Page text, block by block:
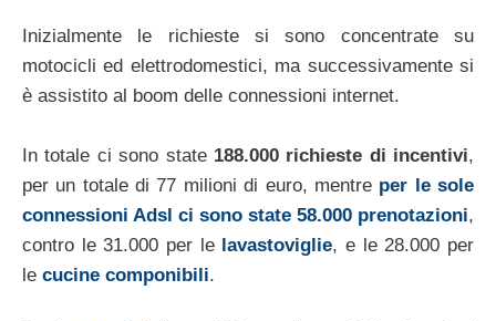
Inizialmente le richieste si sono concentrate su
motocicli ed elettrodomestici, ma successivamente si
è assistito al boom delle connessioni internet.
In totale ci sono state 188.000 richieste di incentivi,
per un totale di 77 milioni di euro, mentre per le sole
connessioni Adsl ci sono state 58.000 prenotazioni,
contro le 31.000 per le lavastoviglie, e le 28.000 per
le cucine componibili.